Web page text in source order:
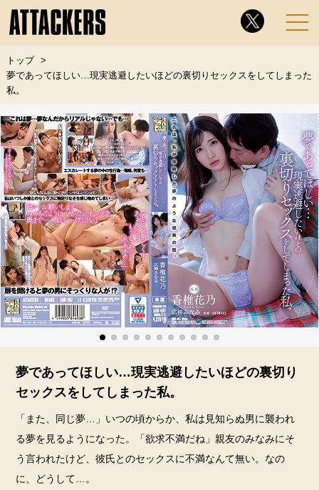
トップ
夢であってほしい…現実逃避したいほどの裏切りセックスをしてしまった
私。
夢であってほしい…現実逃避したいほどの裏切り
セックスをしてしまった私。
「また、同じ夢…」いつの頃からか、私は見知らぬ男に襲われ
る夢を見るようになった。「欲求不満だね」親友のみなみにそ
う言われたけど、彼氏とのセックスに不満なんて無い。なの
に、どうして…。